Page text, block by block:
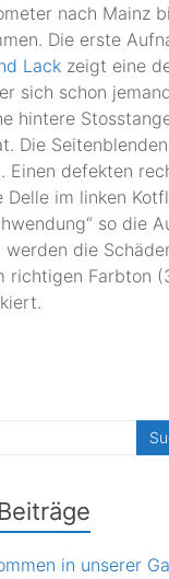
nach Mainz
Die erste
Lack zeigt eine
sich schon
hintere
Die
Einen defekten
Delle im linken
so die
die
richtigen Farbton
in unserer